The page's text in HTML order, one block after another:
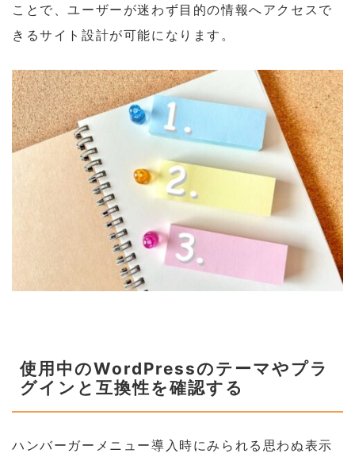
ことで、ユーザーが迷わず目的の情報へアクセスで
きるサイト設計が可能になります。
使用中のWordPressのテーマやプラ
グインと互換性を確認する
ハンバーガーメニュー導入時にみられる思わぬ表示